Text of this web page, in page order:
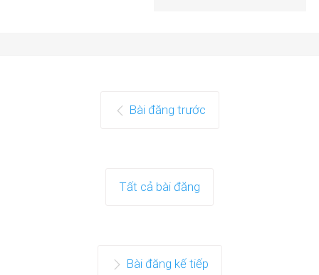
Bài đăng trước
Tất cả bài đăng
Bài đăng kế tiếp